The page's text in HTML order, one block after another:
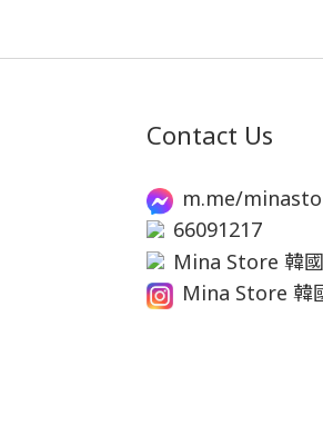
Contact Us
m.me/
66091217
Mina Store 韓
Mina Store 韓